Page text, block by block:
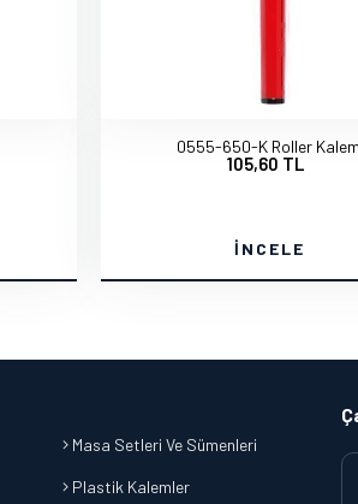
0555-650-K Roller
105,60 TL
İNCELE
Masa Setleri Ve Sümenleri
Plastik Kalemler